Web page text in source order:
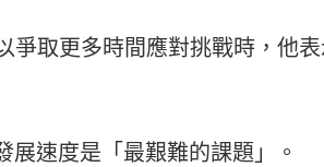
爭取更多時間應對挑戰時，他
速度是「最艱難的課題」。